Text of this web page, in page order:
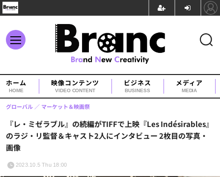
ホーム
HOME
映像コンテンツ
VIDEO CONTENT
ビジネス
BUSINESS
メディア
MEDIA
『レ・ミゼラブル』の続編がTIFFで上映『Les Indésirables』
のラジ・リ監督＆キャスト2人にインタビュー 2枚目の写真・
画像
グローバル マーケット＆映画祭
2023.10.5 Thu 18:00